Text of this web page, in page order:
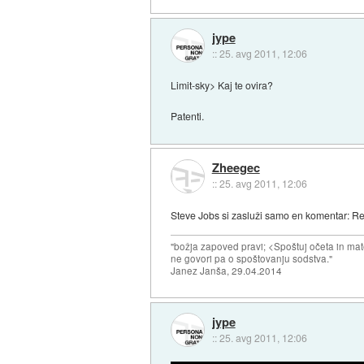
jype
::25. avg 2011, 12:06
Limit-sky> Kaj te ovira?
Patenti.
Zheegec
::25. avg 2011, 12:06
Steve Jobs si zasluži samo en komentar:
"božja zapoved pravi; <Spoštuj očeta in
ne govori pa o spoštovanju sodstva."
Janez Janša, 29.04.2014
jype
::25. avg 2011, 12:06